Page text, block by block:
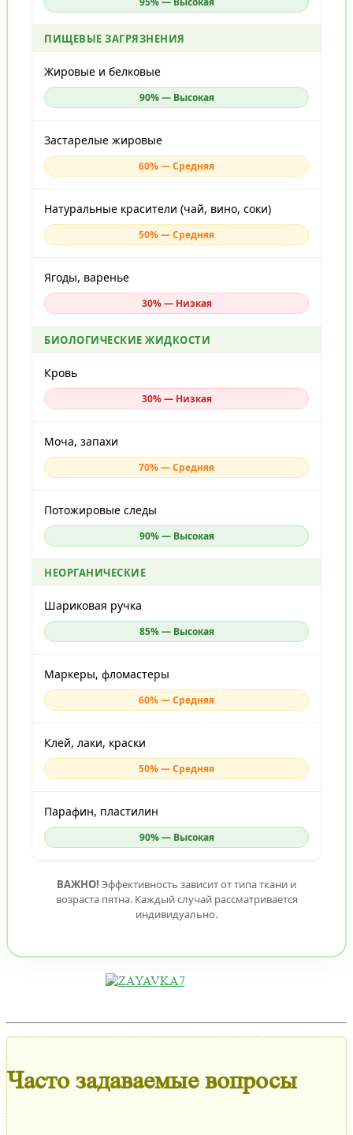
ПИЩЕВЫЕ ЗАГРЯЗНЕНИЯ
Жировые и белковые
90% — Высокая
Застарелые жировые
60% — Средняя
Натуральные красители (чай, вино, соки)
50% — Средняя
Ягоды, варенье
30% — Низкая
БИОЛОГИЧЕСКИЕ ЖИДКОСТИ
Кровь
30% — Низкая
Моча, запахи
70% — Средняя
Потожировые следы
90% — Высокая
НЕОРГАНИЧЕСКИЕ
Шариковая ручка
85% — Высокая
Маркеры, фломастеры
60% — Средняя
Клей, лаки, краски
50% — Средняя
Парафин, пластилин
90% — Высокая
ВАЖНО! Эффективность зависит от типа ткани и
возраста пятна. Каждый случай рассматривается
индивидуально.
Часто задаваемые вопросы